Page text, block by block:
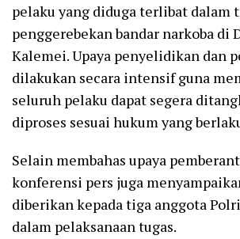
pelaku yang diduga terlibat dalam
penggerebekan bandar narkoba di
Kalemei. Upaya penyelidikan dan
dilakukan secara intensif guna
seluruh pelaku dapat segera
diproses sesuai hukum yang
Selain membahas upaya
konferensi pers juga
diberikan kepada tiga anggota
dalam pelaksanaan tugas.